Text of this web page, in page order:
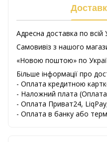
Адресна доставка по всій
Самовивіз з нашого
«Новою поштою» по
Більше інформації про
- Оплата кредитною
- Наложний плата (Оплата
- Оплата Приват24,
- Оплата в банку або